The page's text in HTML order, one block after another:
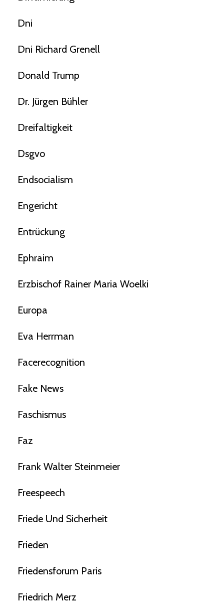
Dni
Dni Richard Grenell
Donald Trump
Dr. Jürgen Bühler
Dreifaltigkeit
Dsgvo
Endsocialism
Engericht
Entrückung
Ephraim
Erzbischof Rainer Maria Woelki
Europa
Eva Herrman
Facerecognition
Fake News
Faschismus
Faz
Frank Walter Steinmeier
Freespeech
Friede Und Sicherheit
Frieden
Friedensforum Paris
Friedrich Merz